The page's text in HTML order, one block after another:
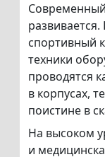
спортивный
техники
проводятся
в корпусах,
поистине в
На высоком
и